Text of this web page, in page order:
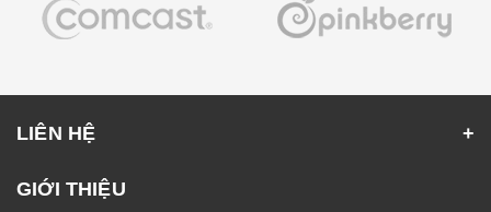
LIÊN HỆ
GIỚI THIỆU